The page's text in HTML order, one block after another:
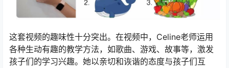
这套视频的趣味性十分突出。在视频中，Celine老师运用
各种生动有趣的教学方法，如歌曲、游戏、故事等，激发
孩子们的学习兴趣。她以亲切和诙谐的态度与孩子们互